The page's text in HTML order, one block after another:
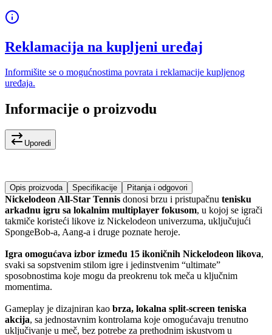
Reklamacija na kupljeni uređaj
Informišite se o mogućnostima povrata i reklamacije kupljenog
uređaja.
Informacije o proizvodu
Uporedi
Opis proizvoda Specifikacije Pitanja i odgovori
Nickelodeon All-Star Tennis donosi brzu i pristupačnu tenisku
arkadnu igru sa lokalnim multiplayer fokusom, u kojoj se igrači
takmiče koristeći likove iz Nickelodeon univerzuma, uključujući
SpongeBob-a, Aang-a i druge poznate heroje.
Igra omogućava izbor između 15 ikoničnih Nickelodeon likova,
svaki sa sopstvenim stilom igre i jedinstvenim “ultimate”
sposobnostima koje mogu da preokrenu tok meča u ključnim
momentima.
Gameplay je dizajniran kao brza, lokalna split-screen teniska
akcija, sa jednostavnim kontrolama koje omogućavaju trenutno
uključivanje u meč, bez potrebe za prethodnim iskustvom u